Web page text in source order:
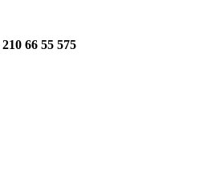
66 55 575